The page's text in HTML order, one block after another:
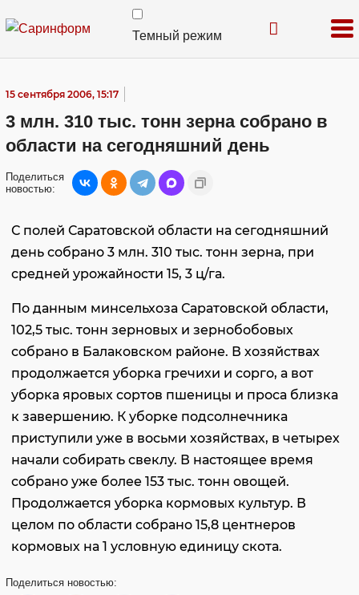
Темный режим
15 сентября 2006, 15:17
3 млн. 310 тыс. тонн зерна собрано в
области на сегодняшний день
Поделиться
новостью:
С полей Саратовской области на сегодняшний
день собрано 3 млн. 310 тыс. тонн зерна, при
средней урожайности 15, 3 ц/га.
По данным минсельхоза Саратовской области,
102,5 тыс. тонн зерновых и зернобобовых
собрано в Балаковском районе. В хозяйствах
продолжается уборка гречихи и сорго, а вот
уборка яровых сортов пшеницы и проса близка
к завершению. К уборке подсолнечника
приступили уже в восьми хозяйствах, в четырех
начали собирать свеклу. В настоящее время
собрано уже более 153 тыс. тонн овощей.
Продолжается уборка кормовых культур. В
целом по области собрано 15,8 центнеров
кормовых на 1 условную единицу скота.
Поделиться новостью: